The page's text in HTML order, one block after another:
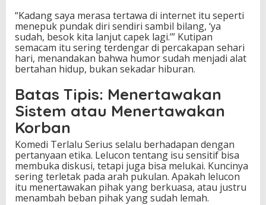
“Kadang saya merasa tertawa di internet itu seperti
menepuk pundak diri sendiri sambil bilang, ‘ya
sudah, besok kita lanjut capek lagi.’” Kutipan
semacam itu sering terdengar di percakapan sehari
hari, menandakan bahwa humor sudah menjadi alat
bertahan hidup, bukan sekadar hiburan.
Batas Tipis: Menertawakan
Sistem atau Menertawakan
Korban
Komedi Terlalu Serius selalu berhadapan dengan
pertanyaan etika. Lelucon tentang isu sensitif bisa
membuka diskusi, tetapi juga bisa melukai. Kuncinya
sering terletak pada arah pukulan. Apakah lelucon
itu menertawakan pihak yang berkuasa, atau justru
menambah beban pihak yang sudah lemah.